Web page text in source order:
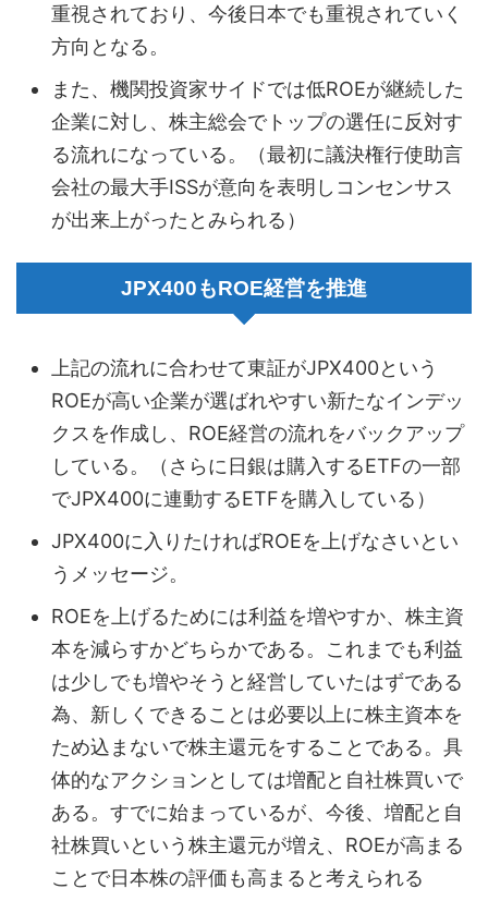
重視されており、今後日本でも重視されていく
方向となる。
また、機関投資家サイドでは低ROEが継続した
企業に対し、株主総会でトップの選任に反対す
る流れになっている。（最初に議決権行使助言
会社の最大手ISSが意向を表明しコンセンサス
が出来上がったとみられる）
JPX400もROE経営を推進
上記の流れに合わせて東証がJPX400という
ROEが高い企業が選ばれやすい新たなインデッ
クスを作成し、ROE経営の流れをバックアップ
している。（さらに日銀は購入するETFの一部
でJPX400に連動するETFを購入している）
JPX400に入りたければROEを上げなさいとい
うメッセージ。
ROEを上げるためには利益を増やすか、株主資
本を減らすかどちらかである。これまでも利益
は少しでも増やそうと経営していたはずである
為、新しくできることは必要以上に株主資本を
ため込まないで株主還元をすることである。具
体的なアクションとしては増配と自社株買いで
ある。すでに始まっているが、今後、増配と自
社株買いという株主還元が増え、ROEが高まる
ことで日本株の評価も高まると考えられる